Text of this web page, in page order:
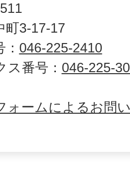
町3-17-17
046-225-2410
ス番号： 046-225-
ォームによるお問